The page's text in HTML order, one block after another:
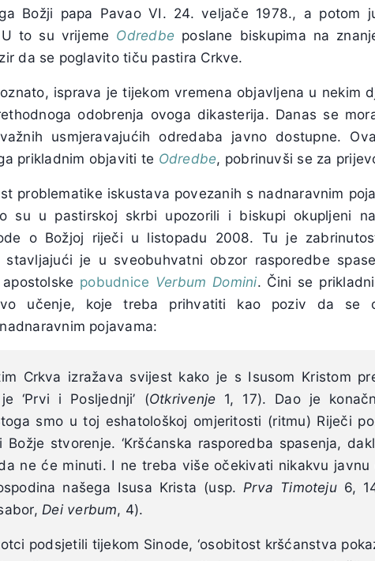
Božji papa Pavao VI. 24. veljače 1978., a potom
to su vrijeme Odredbe poslane biskupima na
da se poglavito tiču pastira Crkve.
isprava je tijekom vremena objavljena u nekim
odobrenja ovoga dikasterija. Danas se
usmjeravajućih odredaba javno dostupne.
prikladnim objaviti te Odredbe, pobrinuvši se za
problematike iskustava povezanih s nadnaravnim
su u pastirskoj skrbi upozorili i biskupi okupljeni
o Božjoj riječi u listopadu 2008. Tu je
stavljajući je u sveobuhvatni obzor rasporedbe
apostolske pobudnice Verbum Domini. Čini se
učenje, koje treba prihvatiti kao poziv da se
pojavama:
Crkva izražava svijest kako je s Isusom Kristom
‘Prvi i Posljednji’ (Otkrivenje 1, 17). Dao je
smo u toj eshatološkoj omjeritosti (ritmu) Riječi
Božje stvorenje. ‘Kršćanska rasporedba spasenja,
ne će minuti. I ne treba više očekivati nikakvu javnu
našega Isusa Krista (usp.Prva Timoteju6,
Dei verbum, 4).
podsjetili tijekom Sinode, ‘osobitost kršćanstva